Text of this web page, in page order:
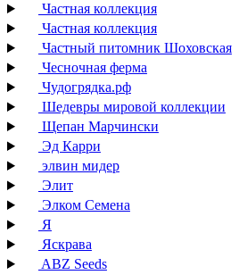
Частная коллекция
Частная коллекция
Частный питомник Шоховская
Чесночная ферма
Чудогрядка.рф
Шедевры мировой коллекции
Щепан Марчински
Эд Карри
элвин мидер
Элит
Элком Семена
Я
Яскрава
ABZ Seeds